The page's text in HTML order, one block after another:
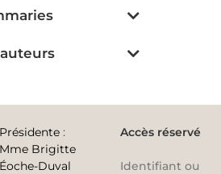
Présidente :
Mme Brigitte
Éoche-Duval
Accès réservé
Identifiant ou